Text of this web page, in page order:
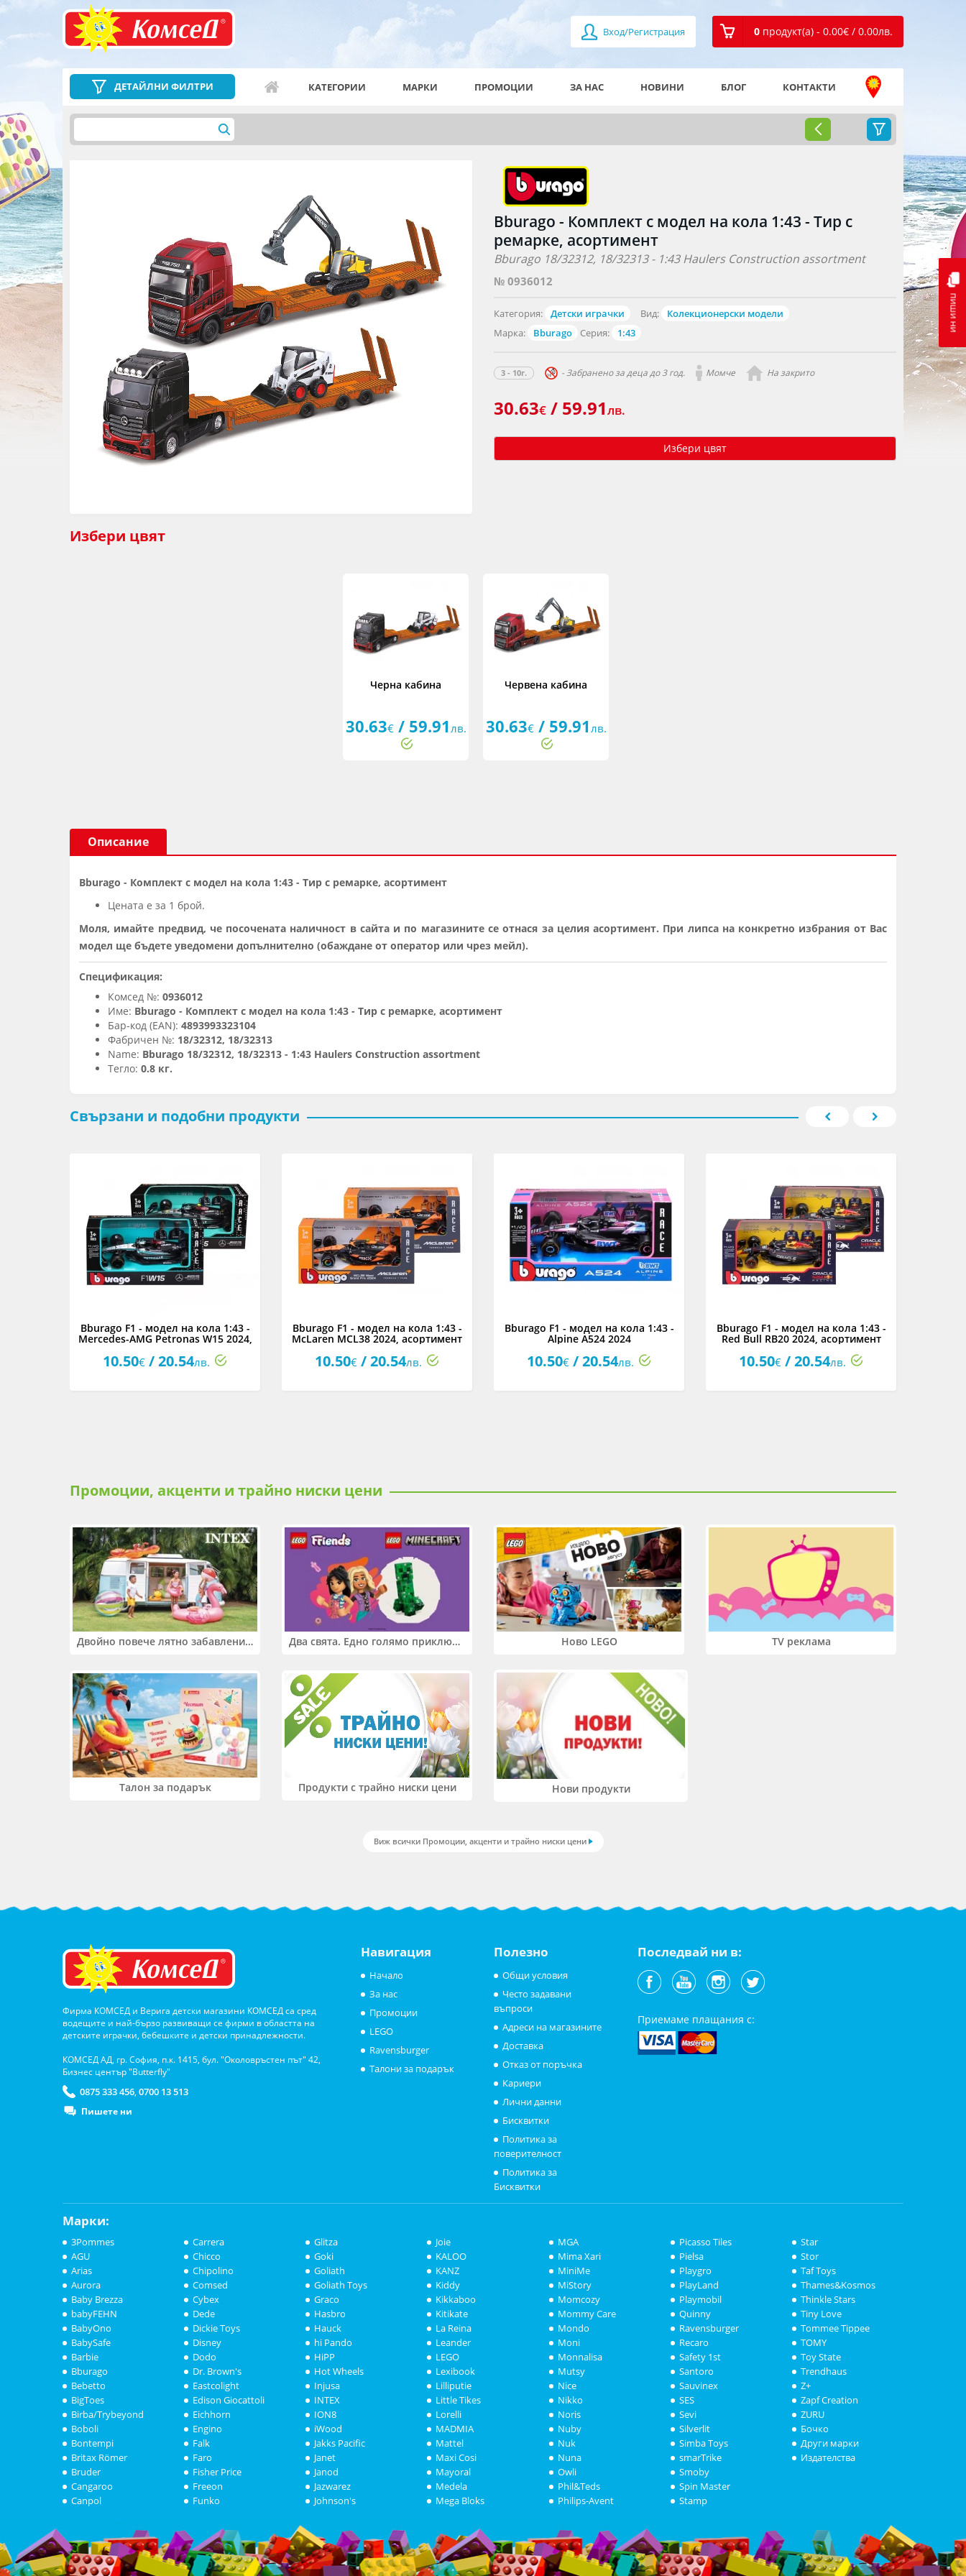
Вход/Регистрация 0 продукт(а) - 0.00€ / 0.00лв.
пиши ни
ДЕТАЙЛНИ ФИЛТРИ КАТЕГОРИИ МАРКИ ПРОМОЦИИ ЗА НАС НОВИНИ БЛОГ КОНТАКТИ
Bburago - Комплект с модел на кола 1:43 - Тир с
ремарке, асортимент
Bburago 18/32312, 18/32313 - 1:43 Haulers Construction assortment
№ 0936012
Категория: Детски играчки Вид:
Колекционерски модели
Марка:
Bburago Серия: 1:43
3 - 10г. - Забранено за деца до 3 год. Момче На закрито
30.63€ / 59.91лв.
Избери цвят
Избери цвят
Черна кабина
30.63€/ 59.91 лв.
Червена кабина
30.63€/ 59.91 лв.
Описание
Bburago - Комплект с модел на кола 1:43 - Тир с ремарке, асортимент
Цената е за 1 брой.
Моля, имайте предвид, че посочената наличност в сайта и по магазините се отнася за целия асортимент. При липса на конкретно избрания от Вас
модел ще бъдете уведомени допълнително (обаждане от оператор или чрез мейл).
Спецификация:
Комсед №: 0936012
Име: Bburago - Комплект с модел на кола 1:43 - Тир с ремарке, асортимент
Бар-код (EAN): 4893993323104
Фабричен №: 18/32312, 18/32313
Name: Bburago 18/32312, 18/32313 - 1:43 Haulers Construction assortment
Тегло: 0.8 кг.
Свързани и подобни продукти
Bburago F1 - модел на кола 1:43 -
Mercedes-AMG Petronas W15 2024,
10.50€ / 20.54лв.
Bburago F1 - модел на кола 1:43 -
McLaren MCL38 2024, асортимент
10.50€ / 20.54лв.
Bburago F1 - модел на кола 1:43 -
Alpine A524 2024
10.50€ / 20.54лв.
Bburago F1 - модел на кола 1:43 -
Red Bull RB20 2024, асортимент
10.50€ / 20.54лв.
Промоции, акценти и трайно ниски цени
Двойно повече лятно забавление! Купи 2 продукта INTEX и вземи -33% Два свята. Едно голямо приключение. Купи 2 продукта LEGO® Friends и/или LEGO® Minecraft и вземи -27% Ново LEGO TV реклама
Талон за подарък Продукти с трайно ниски цени Нови продукти
Виж всички Промоции, акценти и трайно ниски цени
Фирма КОМСЕД и Верига детски магазини КОМСЕД са сред
водещите и най-бързо развиващи се фирми в областта на
детските играчки, бебешките и детски принадлежности.
КОМСЕД АД, гр. София, п.к. 1415, бул. "Околовръстен път" 42,
Бизнес център "Butterfly"
0875 333 456, 0700 13 513
Пишете ни
Навигация
Начало
За нас
Промоции
LEGO
Ravensburger
Талони за подарък
Полезно
Общи условия
Често задавани
въпроси
Адреси на магазините
Доставка
Отказ от поръчка
Кариери
Лични данни
Бисквитки
Политика за
поверителност
Политика за
Бисквитки
Последвай ни в:
Приемаме плащания с:
Марки:
3Pommes
AGU
Arias
Aurora
Baby Brezza
babyFEHN
BabyOno
BabySafe
Barbie
Bburago
Bebetto
BigToes
Birba/Trybeyond
Boboli
Bontempi
Britax Römer
Bruder
Cangaroo
Canpol
Carrera
Chicco
Chipolino
Comsed
Cybex
Dede
Dickie Toys
Disney
Dodo
Dr. Brown's
Eastcolight
Edison Giocattoli
Eichhorn
Engino
Falk
Faro
Fisher Price
Freeon
Funko
Glitza
Goki
Goliath
Goliath Toys
Graco
Hasbro
Hauck
hi Pando
HiPP
Hot Wheels
Injusa
INTEX
ION8
iWood
Jakks Pacific
Janet
Janod
Jazwarez
Johnson's
Joie
KALOO
KANZ
Kiddy
Kikkaboo
Kitikate
La Reina
Leander
LEGO
Lexibook
Lilliputie
Little Tikes
Lorelli
MADMIA
Mattel
Maxi Cosi
Mayoral
Medela
Mega Bloks
MGA
Mima Xari
MiniMe
MiStory
Momcozy
Mommy Care
Mondo
Moni
Monnalisa
Mutsy
Nice
Nikko
Noris
Nuby
Nuk
Nuna
Owli
Phil&Teds
Philips-Avent
Picasso Tiles
Pielsa
Playgro
PlayLand
Playmobil
Quinny
Ravensburger
Recaro
Safety 1st
Santoro
Sauvinex
SES
Sevi
Silverlit
Simba Toys
smarTrike
Smoby
Spin Master
Stamp
Star
Stor
Taf Toys
Thames&Kosmos
Thinkle Stars
Tiny Love
Tommee Tippee
TOMY
Toy State
Trendhaus
Z+
Zapf Creation
ZURU
Бочко
Други марки
Издателства